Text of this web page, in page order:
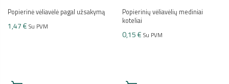
Popierinė vėliavėlė pagal užsakymą
1,47 € Su PVM
Popierinių vėliavėlių mediniai
koteliai
0,15 € Su PVM